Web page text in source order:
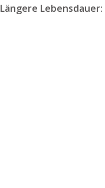
Längere Lebensdauer: